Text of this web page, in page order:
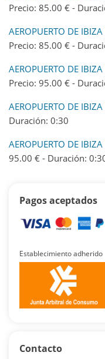
Precio: 85.00 € -
AEROPUERTO DE
Precio: 85.00 € -
AEROPUERTO DE
Precio: 95.00 € -
AEROPUERTO DE
Duración: 0:30
AEROPUERTO DE
95.00 € - Duración:
Pagos aceptados
Establecimiento adherido
Contacto